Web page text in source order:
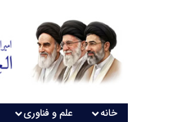
خانه علم و فناوری